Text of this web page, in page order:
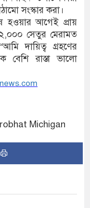
সংস্কার করা।
হওয়ার আগেই প্রায়
সেতুর মেরামত
দায়িত্ব গ্রহণের
বেশি রাস্তা ভালো
Michigan